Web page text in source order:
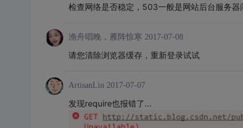
检查网络是否稳定，503一般是网站后台服务器
渔舟唱晚，雁阵惊寒 2017-07-08
请您清除浏览器缓存，重新登录试试
ArtisanLin 2017-07-07
发现require也报错了...